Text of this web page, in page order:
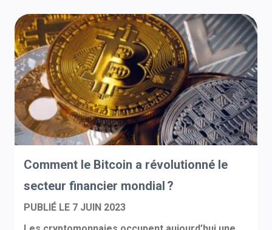
Comment le Bitcoin a révolutionné le
secteur financier mondial ?
PUBLIÉ LE 7 JUIN 2023